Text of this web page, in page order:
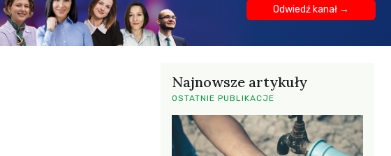
Odwiedź kanał →
Najnowsze artykuły
OSTATNIE PUBLIKACJE